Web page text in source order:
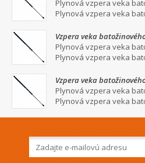
Plynová vzpera veka
Plynová vzpera veka
Vzpera veka
Plynová vzpera veka
Plynová vzpera veka
Vzpera veka
Plynová vzpera veka
Plynová vzpera veka